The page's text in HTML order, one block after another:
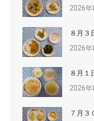
2026年
８月
2026年
８月１
2026年
７月３